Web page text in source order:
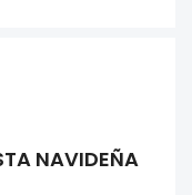
NAVIDEÑA